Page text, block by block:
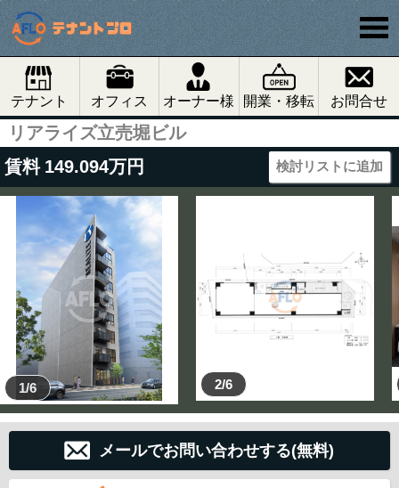
テナント オフィス オーナー様 開業・移転 お問合せ
リアライズ立売堀ビル
賃料 149.094万円 検討リストに追加
1/6 2/6
メールでお問い合わせする(無料)